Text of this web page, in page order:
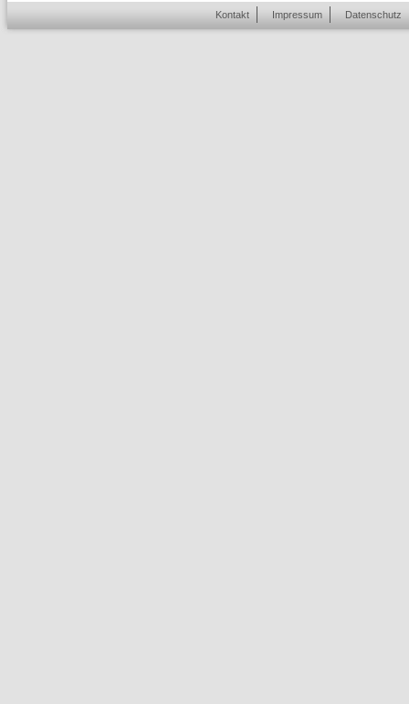
Kontakt Impressum Datenschutz